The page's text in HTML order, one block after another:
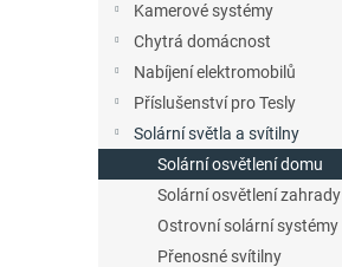
a
n
Kamerové systémy
Chytrá domácnost
Nabíjení elektromobilů
Příslušenství pro Tesly
Solární světla a svítilny
Solární osvětlení domu
Solární osvětlení zahrady
Ostrovní solární systémy
Přenosné svítilny